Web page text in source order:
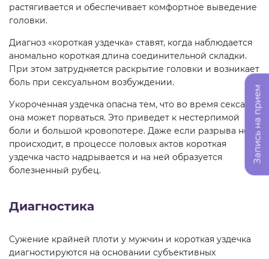
растягивается и обеспечивает комфортное выведение
головки.
Диагноз «короткая уздечка» ставят, когда наблюдается
аномально короткая длина соединительной складки.
При этом затрудняется раскрытие головки и возникает
боль при сексуальном возбуждении.
Укороченная уздечка опасна тем, что во время секса
она может порваться. Это приведет к нестерпимой
боли и большой кровопотере. Даже если разрыва не
происходит, в процессе половых актов короткая
уздечка часто надрывается и на ней образуется
болезненный рубец.
Диагностика
Сужение крайней плоти у мужчин и короткая уздечка
диагностируются на основании субъективных
Запись на прием